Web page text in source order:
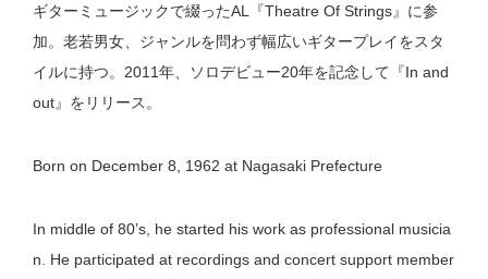
ギターミュージックで綴ったAL『Theatre Of Strings』に参
加。老若男女、ジャンルを問わず幅広いギタープレイをスタ
イルに持つ。2011年、ソロデビュー20年を記念して『In and
out』をリリース。
Born on December 8, 1962 at Nagasaki Prefecture
In middle of 80’s, he started his work as professional musicia
n. He participated at recordings and concert support member